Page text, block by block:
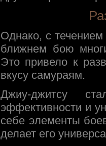
Однако, с
ближнем бою
Это привело к
вкусу самураям.
Джиу-джитсу
эффективности и
себе элементы
делает его